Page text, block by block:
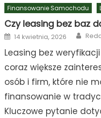
Finansowanie Samochodu
Czy leasing bez baz
Posted
on
14 kwietnia, 2026
Leasing bez
coraz większe
osób i firm, które nie
finansowanie w
Kluczowe pytanie